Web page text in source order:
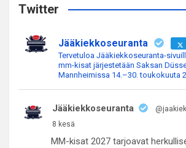
c
Twitter
Jääkiekkoseuranta
Tervetuloa Jääkiekkoseuranta-
mm-kisat järjestetään Saksan
Mannheimissa 14.–30. toukokuuta
Jääkiekkoseuranta
8 kesä
MM-kisat 2027 tarjoavat